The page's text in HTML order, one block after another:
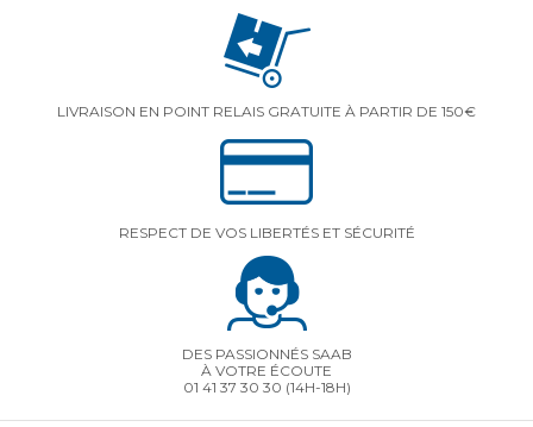
LIVRAISON EN POINT RELAIS GRATUITE À PARTIR DE 150€
RESPECT DE VOS LIBERTÉS ET SÉCURITÉ
DES PASSIONNÉS SAAB
À VOTRE ÉCOUTE
01 41 37 30 30 (14H-18H)